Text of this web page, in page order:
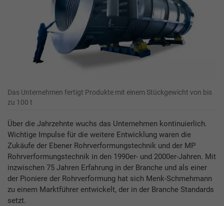
Das Unternehmen fertigt Produkte mit einem Stückgewicht von bis
zu 100 t
Über die Jahrzehnte wuchs das Unternehmen kontinuierlich.
Wichtige Impulse für die weitere Entwicklung waren die
Zukäufe der Ebener Rohrverformungstechnik und der MP
Rohrverformungstechnik in den 1990er- und 2000er-Jahren. Mit
inzwischen 75 Jahren Erfahrung in der Branche und als einer
der Pioniere der Rohrverformung hat sich Menk-Schmehmann
zu einem Marktführer entwickelt, der in der Branche Standards
setzt.